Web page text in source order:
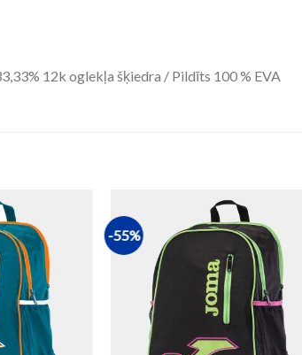
12k oglekļa šķiedra / Pildīts 100 % EVA
-55%